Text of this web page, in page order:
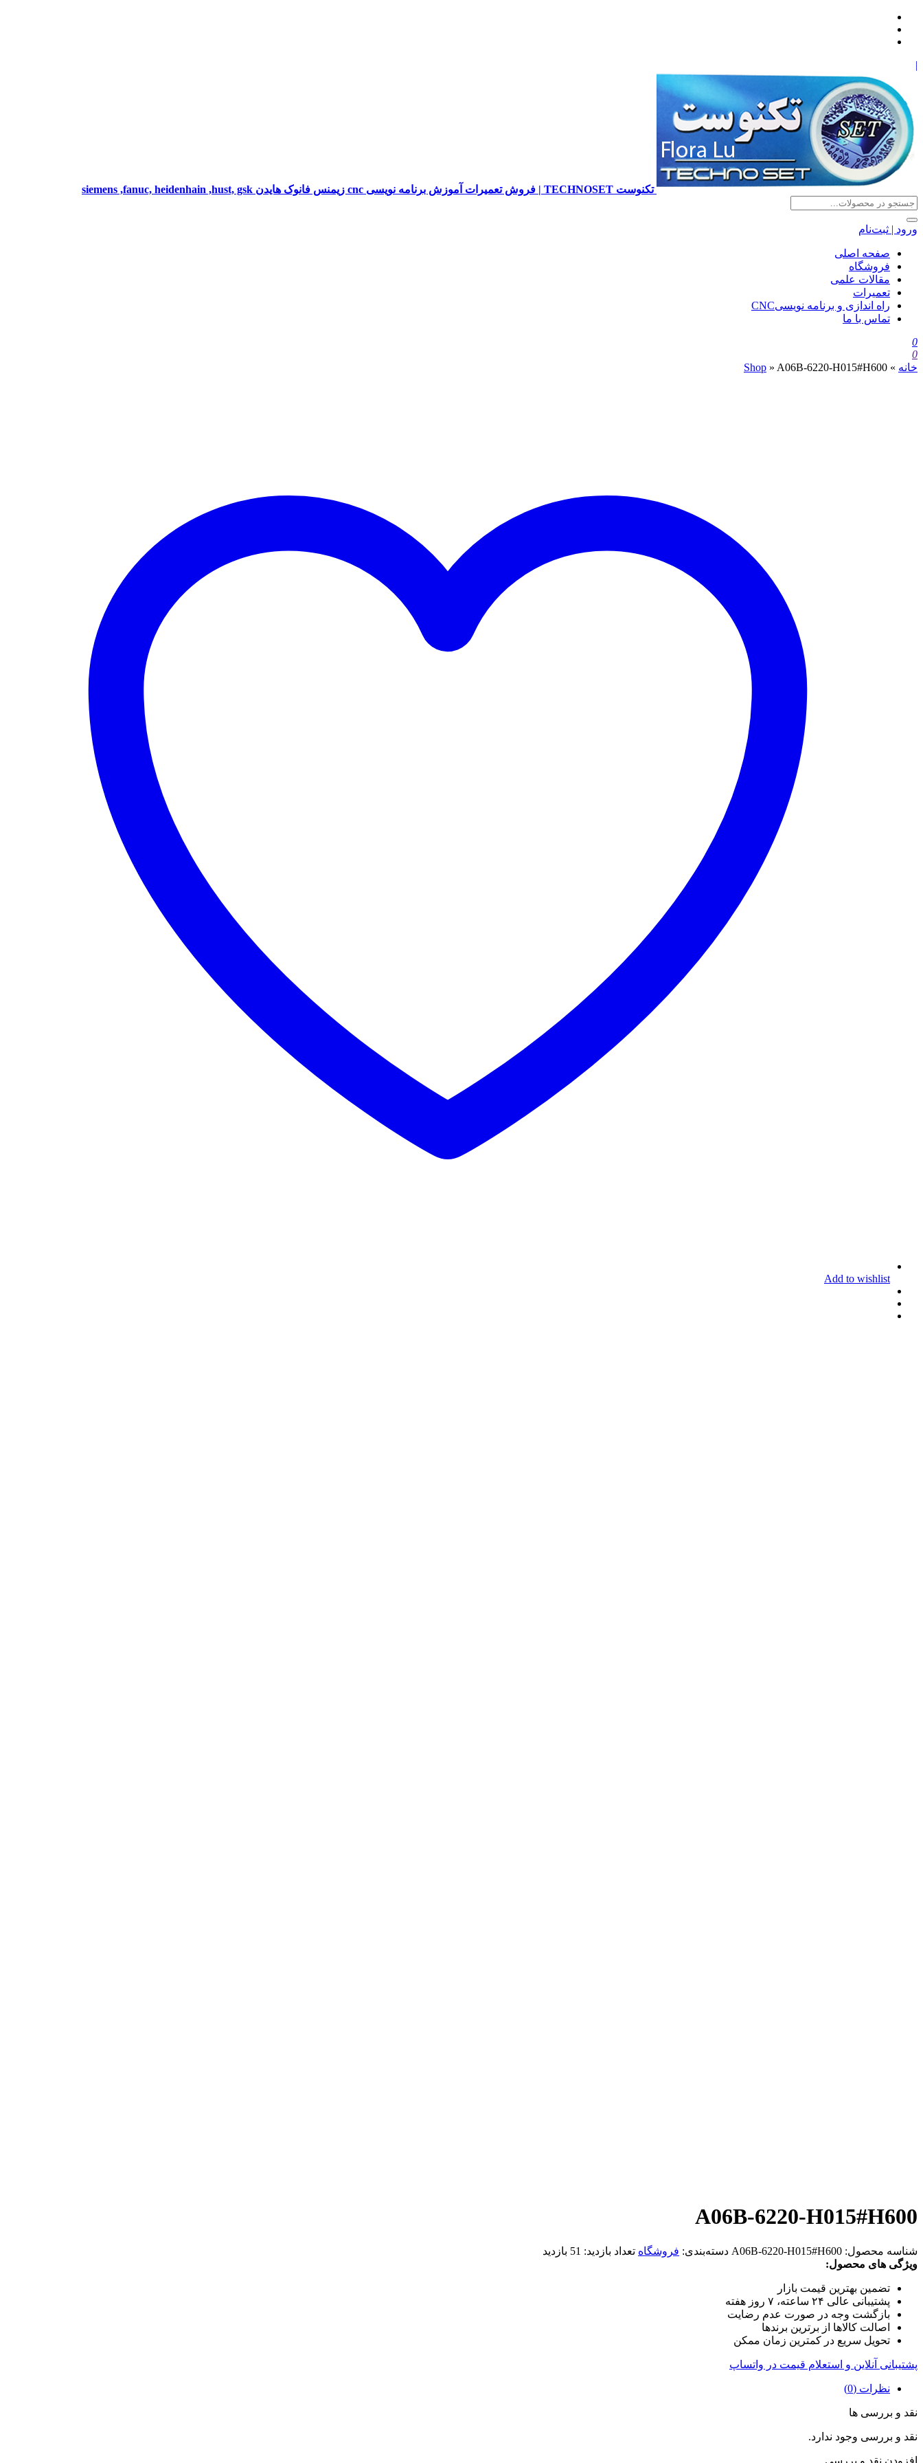
|
تکنوست TECHNOSET | فروش تعمیرات آموزش برنامه نویسی cnc زیمنس فانوک هایدن siemens ,fanuc, heidenhain ,hust, gsk
ورود | ثبت‌نام
صفحه اصلی
فروشگاه
مقالات علمی
تعمیرات
راه اندازی و برنامه نویسیCNC
تماس با ما
0
0
خانه »
Shop » A06B-6220-H015#H600
Add to wishlist
A06B-6220-H015#H600
شناسه محصول: A06B-6220-H015#H600 دسته‌بندی: فروشگاه تعداد بازدید: 51 بازدید
ویژگی های محصول:
تضمین بهترین قیمت بازار
پشتیبانی عالی ۲۴ ساعته، ۷ روز هفته
بازگشت وجه در صورت عدم رضایت
اصالت کالاها از برترین برندها
تحویل سریع در کمترین زمان ممکن
پشتیبانی آنلاین و استعلام قیمت در واتساپ
نظرات (0)
نقد و بررسی ها
نقد و بررسی وجود ندارد.
افزودن نقد و بررسی